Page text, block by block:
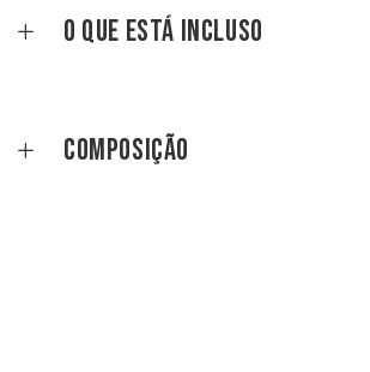
O que está incluso
Composição